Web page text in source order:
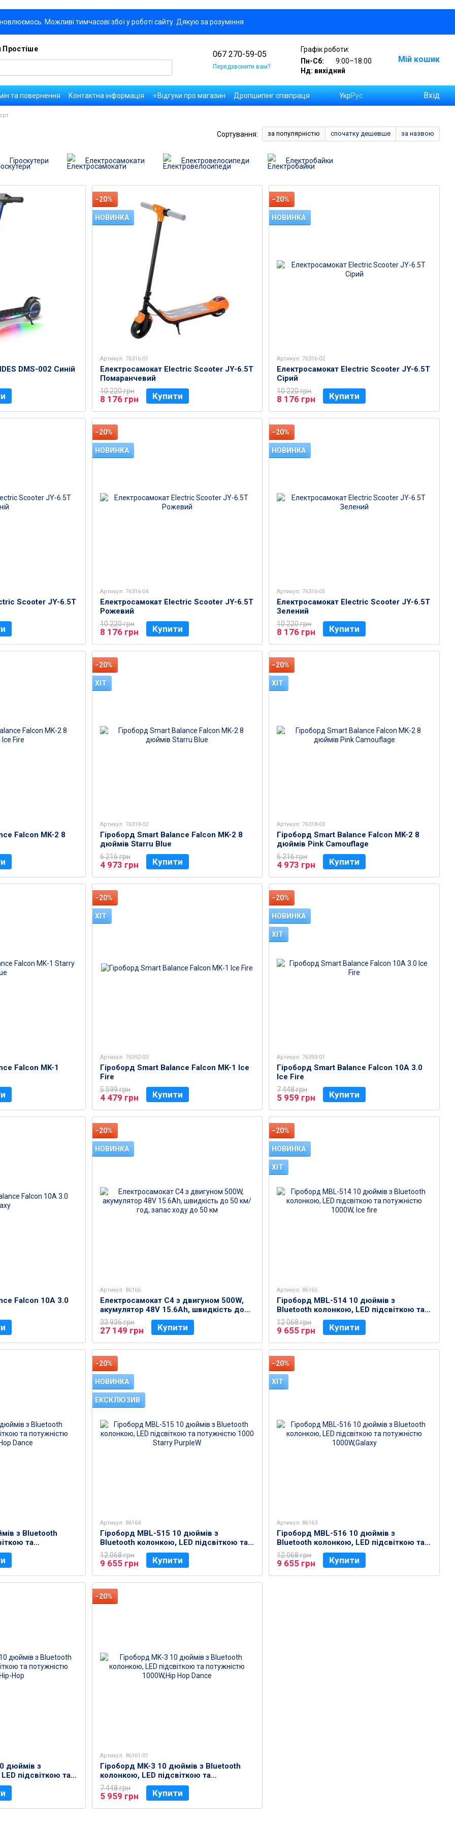
Можливі тимчасові збої у роботі сайту. Дякую за розуміння
Простіше
067 270-59-05
Передзвонити вам?
Графік роботи:
Пн-Сб:
9:00–18:00
Нд: вихідний
Мій кошик
та повернення Контактна інформація ⭐Відгуки про магазин
Дропшипінг співпраця
користувача Правила публікації коментарів та відгуків
Оплата замовлень на Новій Пошті
УкрРус Вхід
Сортування: за популярністю спочатку дешевше за назвою
Гіроскутери Електросамокати Електровелосипеди Електробайки
DMS-002 Синій
−20%
НОВИНКА
Артикул: 76316-01
Електросамокат Electric Scooter JY-6.5T
Помаранчевий
10 220 грн
8 176 грн Купити
−20%
НОВИНКА
Артикул: 76316-02
Електросамокат Electric Scooter JY-6.5T
Сірий
10 220 грн
8 176 грн Купити
Scooter JY-6.5T
−20%
НОВИНКА
Артикул: 76316-04
Електросамокат Electric Scooter JY-6.5T
Рожевий
10 220 грн
8 176 грн Купити
−20%
НОВИНКА
Артикул: 76316-05
Електросамокат Electric Scooter JY-6.5T
Зелений
10 220 грн
8 176 грн Купити
Falcon MK-2 8
−20%
ХІТ
Артикул: 76318-02
Гіроборд Smart Balance Falcon MK-2 8
дюймів Starru Blue
6 216 грн
4 973 грн Купити
−20%
ХІТ
Артикул: 76318-03
Гіроборд Smart Balance Falcon MK-2 8
дюймів Pink Camouflage
6 216 грн
4 973 грн Купити
Falcon MK-1
−20%
ХІТ
Артикул: 76392-03
Гіроборд Smart Balance Falcon MK-1 Ice
Fire
5 599 грн
4 479 грн Купити
−20%
НОВИНКА
ХІТ
Артикул: 76393-01
Гіроборд Smart Balance Falcon 10A 3.0
Ice Fire
7 448 грн
5 959 грн Купити
Falcon 10A 3.0
−20%
НОВИНКА
Артикул: 86166
Електросамокат C4 з двигуном 500W,
акумулятор 48V 15.6Ah, швидкість до
50 км/год, запас ходу до 50 км
33 936 грн
27 149 грн Купити
−20%
НОВИНКА
ХІТ
Артикул: 86165
Гіроборд MBL-514 10 дюймів з
Bluetooth колонкою, LED підсвіткою та
потужністю 1000W, Ice fire
12 068 грн
9 655 грн Купити
з Bluetooth
та
Hop Dance
−20%
НОВИНКА
ЕКСКЛЮЗИВ
Артикул: 86164
Гіроборд MBL-515 10 дюймів з
Bluetooth колонкою, LED підсвіткою та
потужністю 1000 Starry PurpleW
12 068 грн
9 655 грн Купити
−20%
ХІТ
Артикул: 86163
Гіроборд MBL-516 10 дюймів з
Bluetooth колонкою, LED підсвіткою та
потужністю 1000W,Galaxy
12 068 грн
9 655 грн Купити
дюймів з
підсвіткою та
Hop
−20%
Артикул: 86161-01
Гіроборд MK-3 10 дюймів з Bluetooth
колонкою, LED підсвіткою та
потужністю 1000W,Hip Hop Dance
7 448 грн
5 959 грн Купити